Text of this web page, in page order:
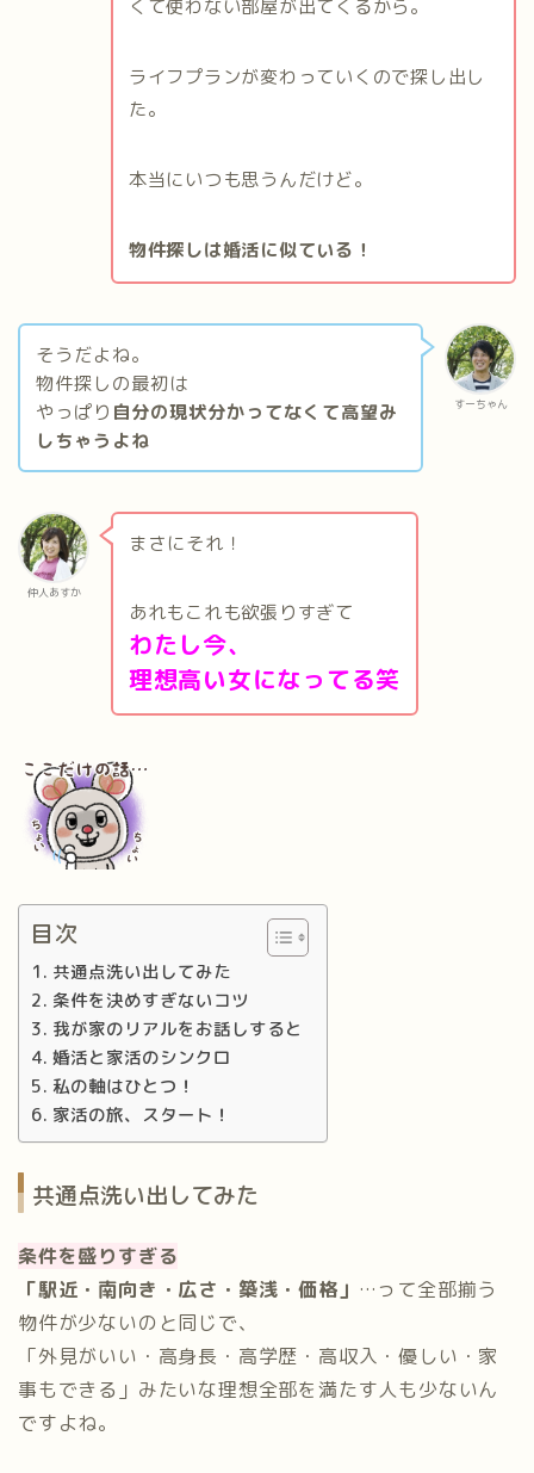
くて使わない部屋が出てくるから。
ライフプランが変わっていくので探し出し
た。
本当にいつも思うんだけど。
物件探しは婚活に似ている！
すーちゃん
そうだよね。
物件探しの最初は
やっぱり 自分の現状分かってなくて高望み
しちゃうよね
仲人あすか
まさにそれ！
あれもこれも欲張りすぎて
わたし今、
理想高い女になってる笑
目次
共通点洗い出してみた
条件を決めすぎないコツ
我が家のリアルをお話しすると
婚活と家活のシンクロ
私の軸はひとつ！
家活の旅、スタート！
共通点洗い出してみた
条件を盛りすぎる
「駅近・南向き・広さ・築浅・価格」 …って全部揃う
物件が少ないのと同じで、
「外見がいい・高身長・高学歴・高収入・優しい・家
事もできる」みたいな理想全部を満たす人も少ないん
ですよね。